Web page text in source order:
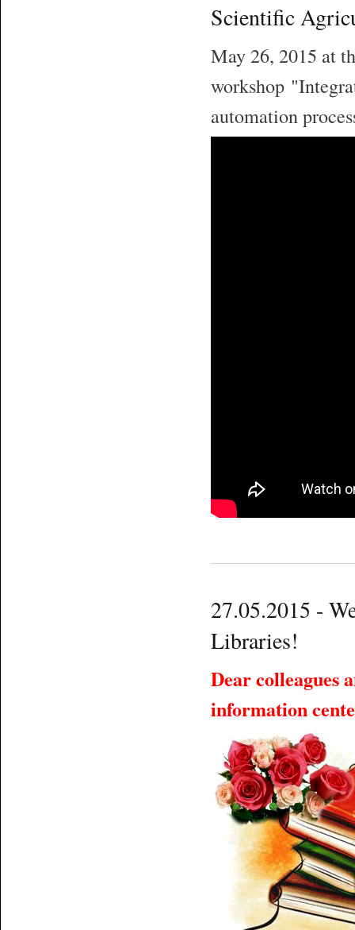
Scientific
May 26, 2015 at
workshop
automation
27.05.2015 -
Libraries!
Dear colleagues
information